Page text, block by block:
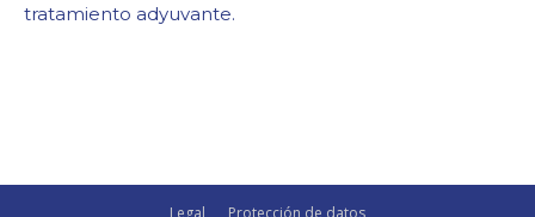
tratamiento adyuvante.
Legal Protección de datos